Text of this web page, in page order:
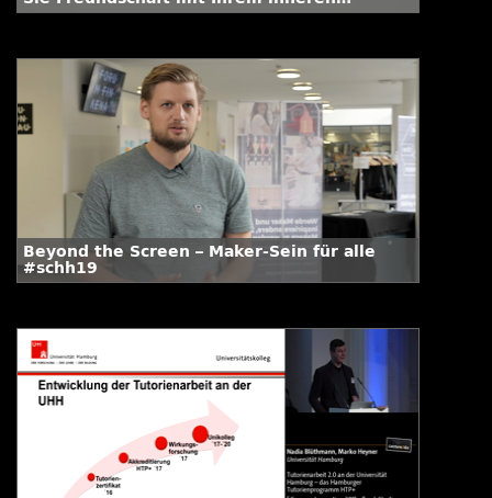
Schweinehund
Beyond the Screen – Maker-Sein für alle
#schh19